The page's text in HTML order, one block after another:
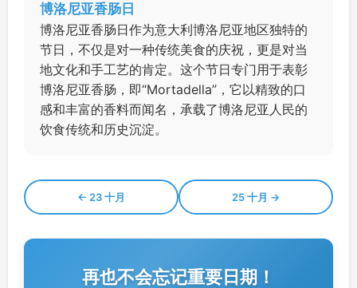
博洛尼亚香肠日
博洛尼亚香肠日作为意大利博洛尼亚地区独特的
节日，不仅是对一种传统美食的庆祝，更是对当
地文化和手工艺的肯定。这个节日专门用于表彰
博洛尼亚香肠，即“Mortadella”，它以精致的口
感和丰富的香料而闻名，承载了博洛尼亚人民的
饮食传统和历史沉淀。
← 23 十月 25 十月 →
再也不会忘记重要日期！